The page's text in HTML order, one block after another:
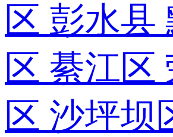
区 彭水县
区 綦江区
区 沙坪坝